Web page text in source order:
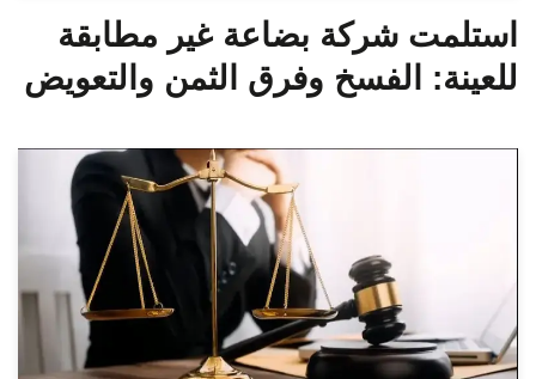
استلمت شركة بضاعة غير مطابقة
للعينة: الفسخ وفرق الثمن والتعويض